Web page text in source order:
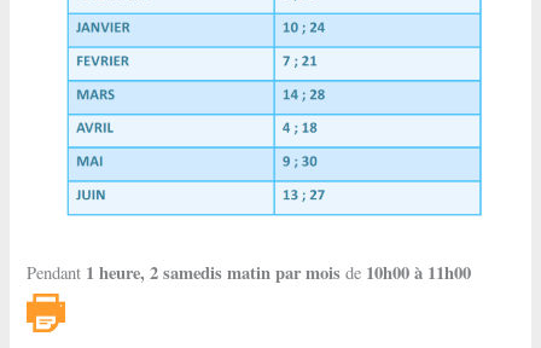
Pendant 1 heure, 2 samedis matin par mois de 10h00 à 11h00